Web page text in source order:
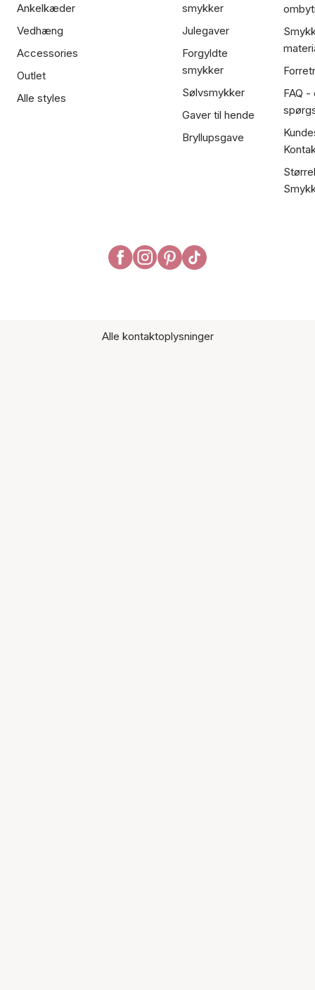
Ankelkæder
Vedhæng
Accessories
Outlet
Alle styles
smykker
Julegaver
Forgyldte
smykker
Sølvsmykker
Gaver til hende
Bryllupsgave
FAQ
Alle kontaktoplysninger